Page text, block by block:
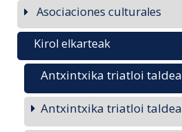
Asociaciones culturales
Kirol elkarteak
Antxintxika triatloi taldea
Antxintxika triatloi taldea